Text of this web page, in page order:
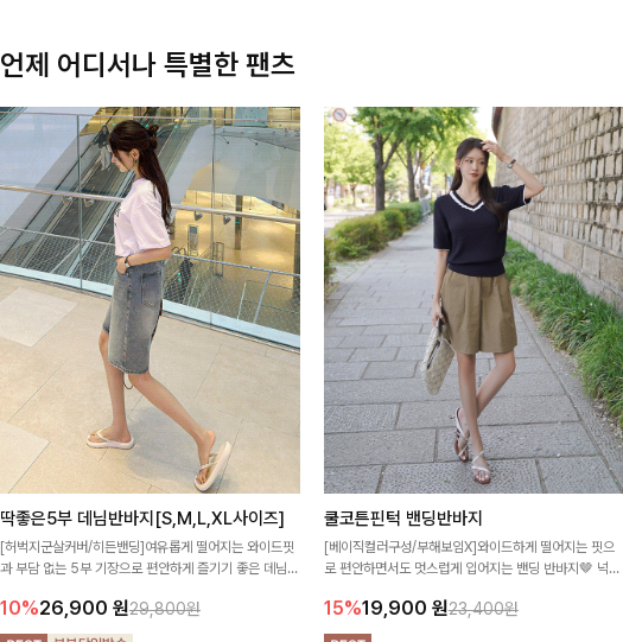
언제 어디서나 특별한 팬츠
딱좋은5부 데님반바지[S,M,L,XL사이즈]
[허벅지군살커버/히든밴딩]여유롭게 떨어지는 와이드핏
과 부담 없는 5부 기장으로 편안하게 즐기기 좋은 데님
디한 무드로 연출
10%26,900 원29,800원
쿨코튼핀턱 밴딩반바지
[베이직컬러구성/부해보임X]와이드하게 떨어지는 핏으
로 편안하면서도 멋스럽게 입어지는 밴딩 반바지🤎 넉넉
높게 즐겨지는 아이템!
15%19,900 원23,400원